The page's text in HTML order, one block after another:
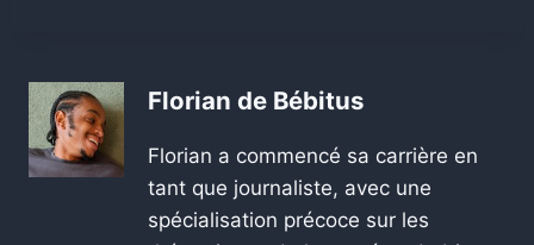
Florian de Bébitus
Florian a commencé sa carrière en
tant que journaliste, avec une
spécialisation précoce sur les